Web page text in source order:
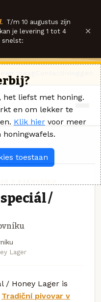
T/m 10 augustus zijn
je levering 1 tot 4
snelst:
×
/
Lager
/ Honey Lager is
Tradiční pivovar v
het liefst met honing.
en om lekker te
Klik hier voor meer
toestaan